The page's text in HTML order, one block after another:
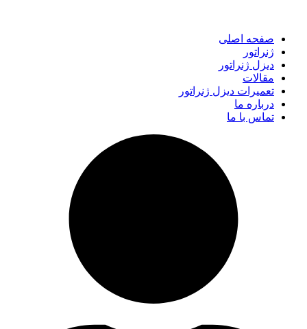
صفحه اصلی
ژنراتور
دیزل ژنراتور
مقالات
تعمیرات دیزل ژنراتور
درباره ما
تماس با ما